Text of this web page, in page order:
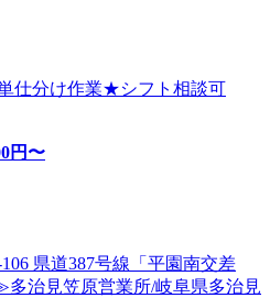
仕分け作業★シフト相談可
円〜
県道387号線「平園南交差
治見笠原営業所/岐阜県多治見